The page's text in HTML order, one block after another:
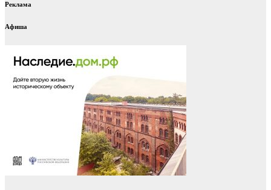
Реклама
Афиша